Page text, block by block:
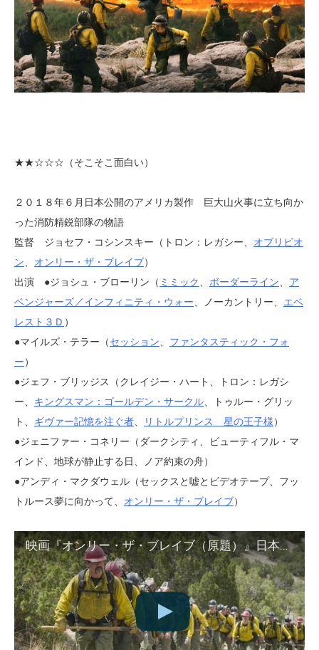
★★☆☆☆（そこそこ面白い）
２０１８年６月日本公開のアメリカ製作 巨大山火事に立ち向か
った消防精鋭部隊の物語
監督 ジョセフ・コシンスキー（トロン：レガシー、 オブリビオ
ン
オンリー・ザ・ブレイブ）
出演 ●ジョシュ・ブローリン（ ミミック ボーダーライン
ア
ベンジャーズ／インフィニティ・ウォー 、ノーカントリー、 エベ
レスト３Ｄ ）
●マイルズ・テラー（セッション
ファンタスティック・フォ
ー）
●ジェフ・ブリッジス（クレイジー・ハート、トロン：レガシ
ー、 キングスマン：ゴールデン・サークル 、トゥルー・グリッ
ト、 ギヴァー記憶を注ぐ者 リトルプリンス 星の王子様）
●ジェニファー・コネリー（ダークシティ、ビューティフル・マ
インド、地球が静止する日、ノア約束の舟）
●アンディ・マクダウェル（セックスと嘘とビデオテープ、フッ
トルース夢に向かって、 オンリー・ザ・ブレイブ）
映画『オンリー・ザ・ブレイブ（原題）』日本版予告編